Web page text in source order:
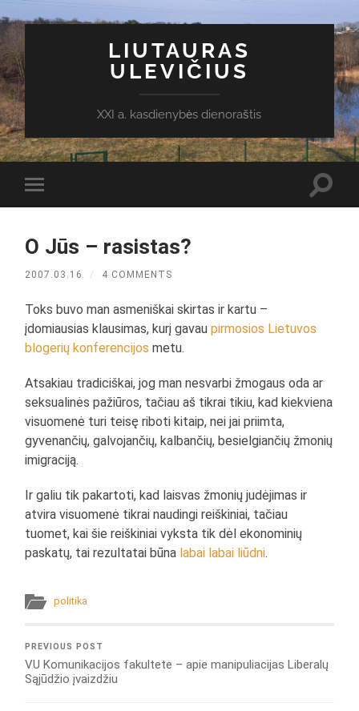
LIUTAURAS
ULEVIČIUS
XXI a. kasdienybės dienoraštis
Toggle
mobile
O Jūs – rasistas?
2007.03.16 / 4 COMMENTS
Toks buvo man asmeniškai skirtas ir kartu –
įdomiausias klausimas, kurį gavaupirmosios Lietuvos
blogerių konferencijos metu.
Atsakiau tradiciškai, jog man nesvarbi žmogaus oda ar
seksualinės pažiūros, tačiau aš tikrai tikiu, kad kiekviena
visuomenė turi teisę riboti kitaip, nei jai priimta,
gyvenančių, galvojančių, kalbančių, besielgiančių žmonių
imigraciją.
Ir galiu tik pakartoti, kad laisvas žmonių judėjimas ir
atvira visuomenė tikrai naudingi reiškiniai, tačiau
tuomet, kai šie reiškiniai vyksta tik dėl ekonominių
paskatų, tai rezultatai būna labai labai liūdni.
politika
PREVIOUS POST
VU Komunikacijos fakultete – apie manipuliacijas Liberalų
Sąjūdžio įvaizdžiu